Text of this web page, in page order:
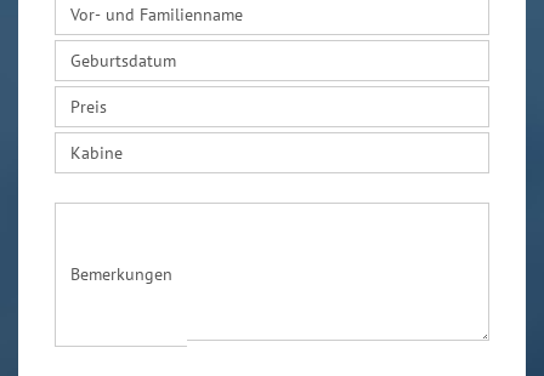
Vor- und Familienname
Geburtsdatum
Preis
Kabine
Bemerkungen